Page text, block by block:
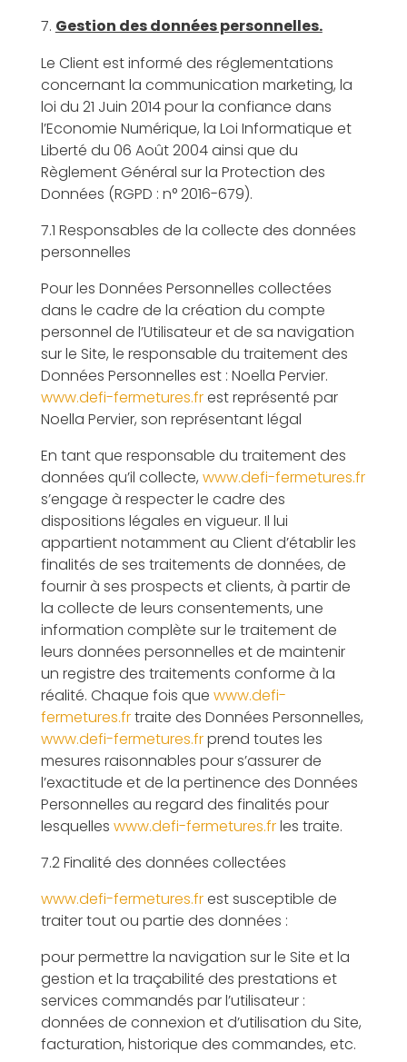
Gestion des données personnelles.
Le Client est informé des réglementations
concernant la communication marketing, la
loi du 21 Juin 2014 pour la confiance dans
l’Economie Numérique, la Loi Informatique et
Liberté du 06 Août 2004 ainsi que du
Règlement Général sur la Protection des
Données (RGPD : n° 2016-679).
7.1 Responsables de la collecte des données
personnelles
Pour les Données Personnelles collectées
dans le cadre de la création du compte
personnel de l’Utilisateur et de sa navigation
sur le Site, le responsable du traitement des
Données Personnelles est : Noella Pervier.
www.defi-fermetures.frest représenté par
Noella Pervier, son représentant légal
En tant que responsable du traitement des
données qu’il collecte, www.defi-fermetures.fr
s’engage à respecter le cadre des
dispositions légales en vigueur. Il lui
appartient notamment au Client d’établir les
finalités de ses traitements de données, de
fournir à ses prospects et clients, à partir de
la collecte de leurs consentements, une
information complète sur le traitement de
leurs données personnelles et de maintenir
un registre des traitements conforme à la
réalité. Chaque fois que www.defi-
fermetures.frtraite des Données Personnelles,
www.defi-fermetures.frprend toutes les
mesures raisonnables pour s’assurer de
l’exactitude et de la pertinence des Données
Personnelles au regard des finalités pour
lesquelles www.defi-fermetures.frles traite.
7.2 Finalité des données collectées
www.defi-fermetures.frest susceptible de
traiter tout ou partie des données :
pour permettre la navigation sur le Site et la
gestion et la traçabilité des prestations et
services commandés par l’utilisateur :
données de connexion et d’utilisation du Site,
facturation, historique des commandes, etc.